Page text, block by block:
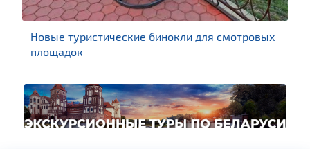
Новые туристические бинокли для смотровых
площадок